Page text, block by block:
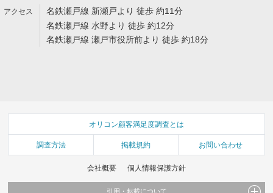
名鉄瀬戸線 新瀬戸より 徒歩 約11分
名鉄瀬戸線 水野より 徒歩 約12分
名鉄瀬戸線 瀬戸市役所前より 徒歩 約18分
オリコン顧客満足度調査とは
調査方法 掲載規約 お問い合わせ
会社概要 個人情報保護方針
引用・転載について